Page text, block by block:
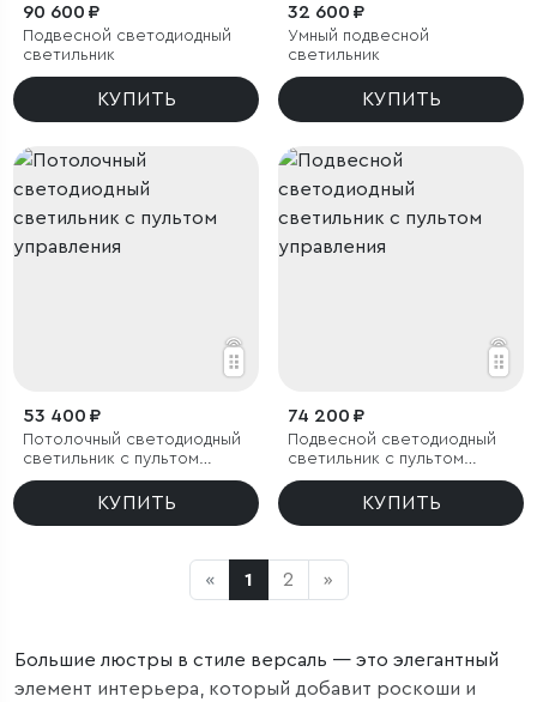
90 600 ₽
Подвесной светодиодный
светильник
КУПИТЬ
32 600 ₽
Умный подвесной
светильник
КУПИТЬ
53 400 ₽
Потолочный светодиодный
светильник с пультом
управления
КУПИТЬ
74 200 ₽
Подвесной светодиодный
светильник с пультом
управления
КУПИТЬ
« 1 2 »
Большие люстры в стиле версаль — это элегантный
элемент интерьера, который добавит роскоши и